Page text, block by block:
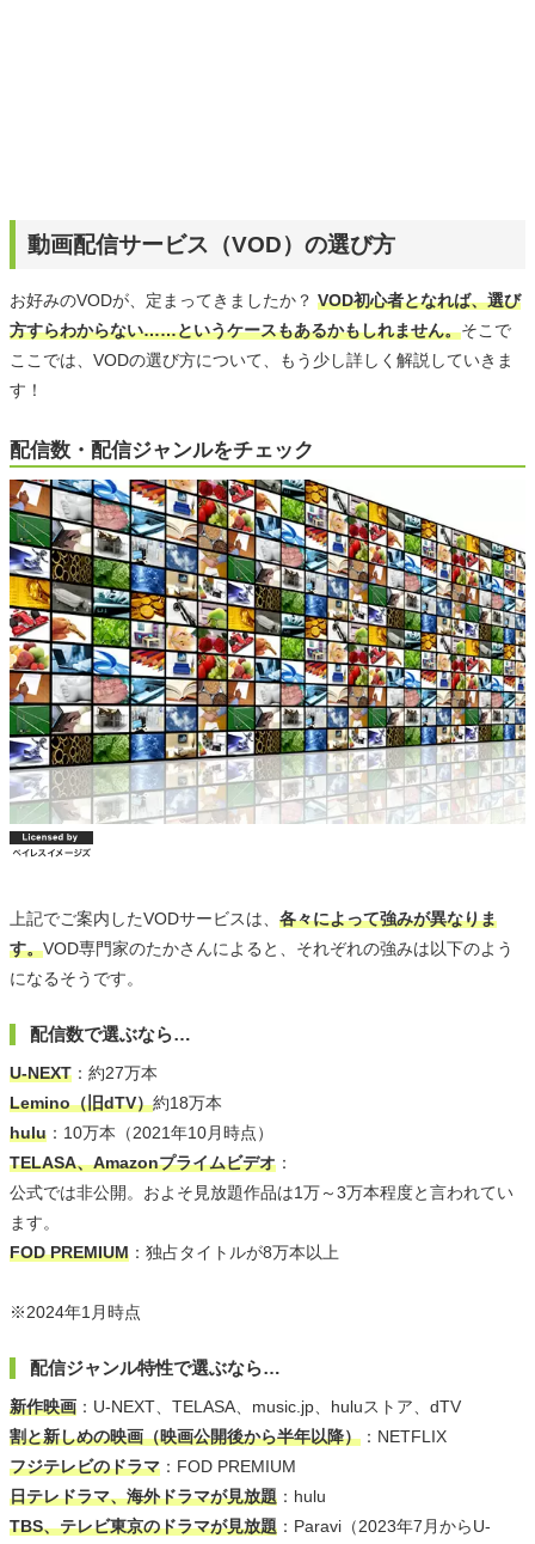
動画配信サービス（VOD）の選び方
お好みのVODが、定まってきましたか？ VOD初心者となれば、選び
方すらわからない……というケースもあるかもしれません。そこで
ここでは、VODの選び方について、もう少し詳しく解説していきま
す！
配信数・配信ジャンルをチェック
上記でご案内したVODサービスは、 各々によって強みが異なりま
す。VOD専門家のたかさんによると、それぞれの強みは以下のよう
になるそうです。
配信数で選ぶなら…
U-NEXT ：約27万本
Lemino（旧dTV）約18万本
hulu ：10万本（2021年10月時点）
TELASA、Amazonプライムビデオ ：
公式では非公開。およそ見放題作品は1万～3万本程度と言われてい
ます。
FOD PREMIUM ：独占タイトルが8万本以上
※2024年1月時点
配信ジャンル特性で選ぶなら…
新作映画 ：U-NEXT、TELASA、music.jp、huluストア、dTV
割と新しめの映画（映画公開後から半年以降） ：NETFLIX
フジテレビのドラマ ：FOD PREMIUM
日テレドラマ、海外ドラマが見放題 ：hulu
TBS、テレビ東京のドラマが見放題 ：Paravi（2023年7月からU-